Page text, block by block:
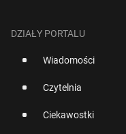
DZIAŁY PORTALU
Wiadomości
Czytelnia
Ciekawostki